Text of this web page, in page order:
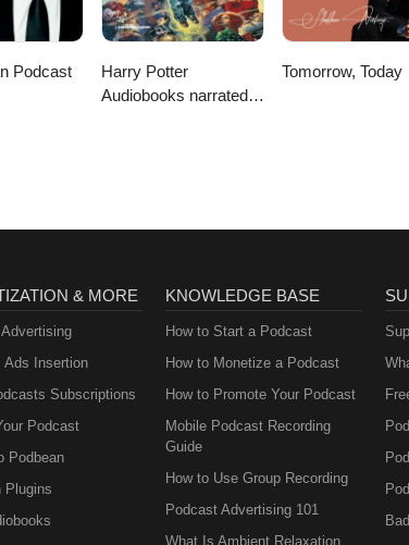
Podcast
Harry Potter
Audiobooks narrated
Tomorrow, Today
& MORE
Ads Insertion
Subscriptions
Podcast
Podbean
Plugins
KNOWLEDGE BASE
How to Start a Podcast
How to Monetize a Podcast
How to Promote Your Podcast
Mobile Podcast Recording
Guide
How to Use Group Recording
Podcast Advertising 101
What Is Ambient Relaxation